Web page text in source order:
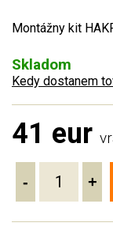
Montážny kit
Skladom
Kedy dostanem
41 eur
- +